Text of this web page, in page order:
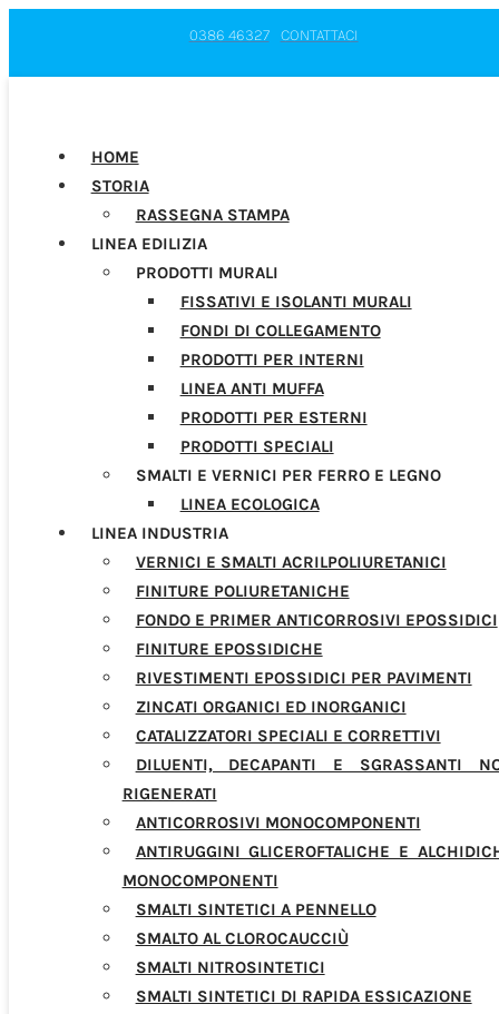
0386 46327 CONTATTACI
HOME
STORIA
RASSEGNA STAMPA
LINEA EDILIZIA
PRODOTTI MURALI
FISSATIVI E ISOLANTI MURALI
FONDI DI COLLEGAMENTO
PRODOTTI PER INTERNI
LINEA ANTI MUFFA
PRODOTTI PER ESTERNI
PRODOTTI SPECIALI
SMALTI E VERNICI PER FERRO E LEGNO
LINEA ECOLOGICA
LINEA INDUSTRIA
VERNICI E SMALTI ACRILPOLIURETANICI
FINITURE POLIURETANICHE
FONDO E PRIMER ANTICORROSIVI EPOSSIDICI
FINITURE EPOSSIDICHE
RIVESTIMENTI EPOSSIDICI PER PAVIMENTI
ZINCATI ORGANICI ED INORGANICI
CATALIZZATORI SPECIALI E CORRETTIVI
DILUENTI, DECAPANTI E SGRASSANTI
RIGENERATI
ANTICORROSIVI MONOCOMPONENTI
ANTIRUGGINI GLICEROFTALICHE E
MONOCOMPONENTI
SMALTI SINTETICI A PENNELLO
SMALTO AL CLOROCAUCCIÙ
SMALTI NITROSINTETICI
SMALTI SINTETICI DI RAPIDA ESSICAZIONE